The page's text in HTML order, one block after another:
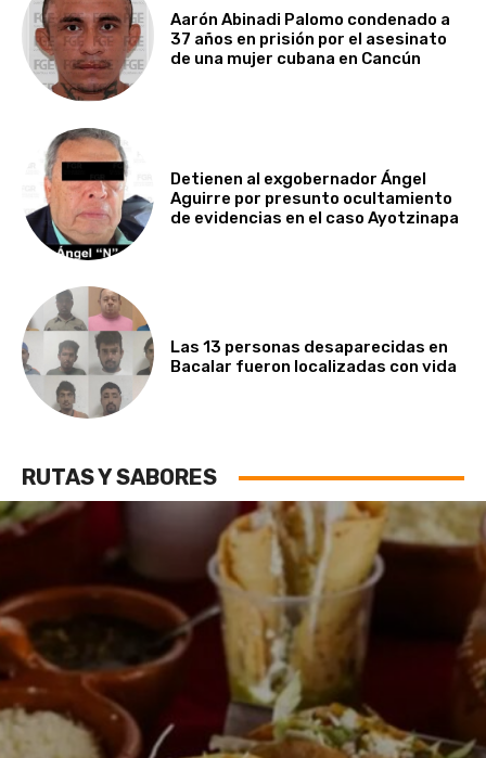
Aarón Abinadi Palomo condenado a
37 años en prisión por el asesinato
de una mujer cubana en Cancún
Detienen al exgobernador Ángel
Aguirre por presunto ocultamiento
de evidencias en el caso Ayotzinapa
Las 13 personas desaparecidas en
Bacalar fueron localizadas con vida
RUTAS Y SABORES